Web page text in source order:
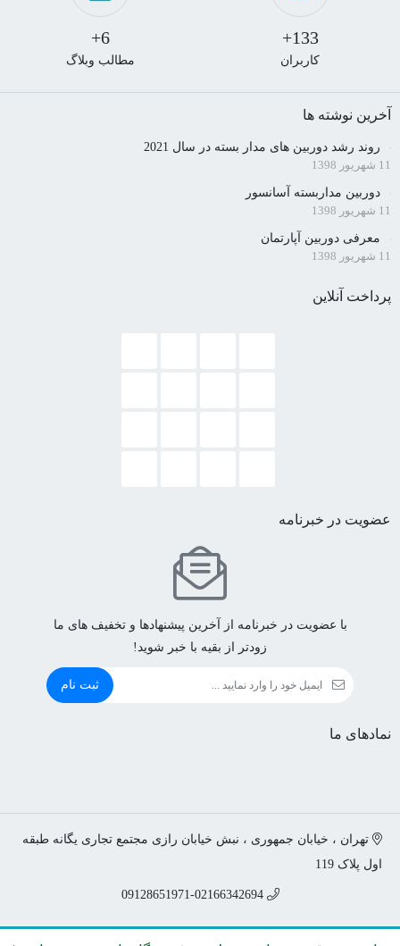
133+
کاربران
6+
مطالب وبلاگ
آخرین نوشته ها
روند رشد دوربین های مدار بسته در سال 2021
11 شهریور 1398
دوربین مداربسته آسانسور
11 شهریور 1398
معرفی دوربین آپارتمان
11 شهریور 1398
پرداخت آنلاین
عضویت در خبرنامه
با عضویت در خبرنامه از آخرین پیشنهادها و تخفیف های ما
زودتر از بقیه با خبر شوید!
ثبت نام
نمادهای ما
تهران ، خیابان جمهوری ، نبش خیابان رازی مجتمع تجاری یگانه طبقه
اول پلاک 119
09128651971-02166342694